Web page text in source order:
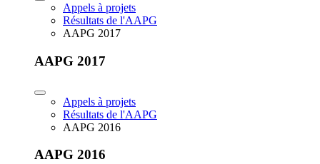
Appels à projets
Résultats de l'AAPG
AAPG 2017
AAPG 2017
Appels à projets
Résultats de l'AAPG
AAPG 2016
AAPG 2016